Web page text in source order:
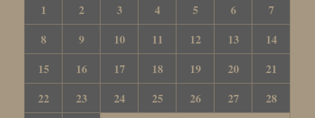
1
2 3 4 5 6
7
8
9 10 11 12 13
14
15
16 17 18 19 20
21
22
23 24 25 26 27
28